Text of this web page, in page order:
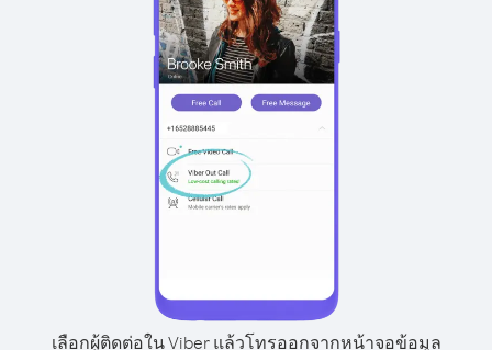
เลือกผู้ติดต่อใน Viber แล้วโทรออกจากหน้าจอข้อมูล